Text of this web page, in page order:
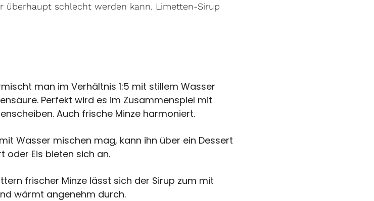
überhaupt schlecht werden kann. Limetten-Sirup
man im Verhältnis 1:5 mit stillem Wasser
Perfekt wird es im Zusammenspiel mit
Auch frische Minze harmoniert.
Wasser mischen mag, kann ihn über ein Dessert
oder Eis bieten sich an.
frischer Minze lässt sich der Sirup zum mit
wärmt angenehm durch.